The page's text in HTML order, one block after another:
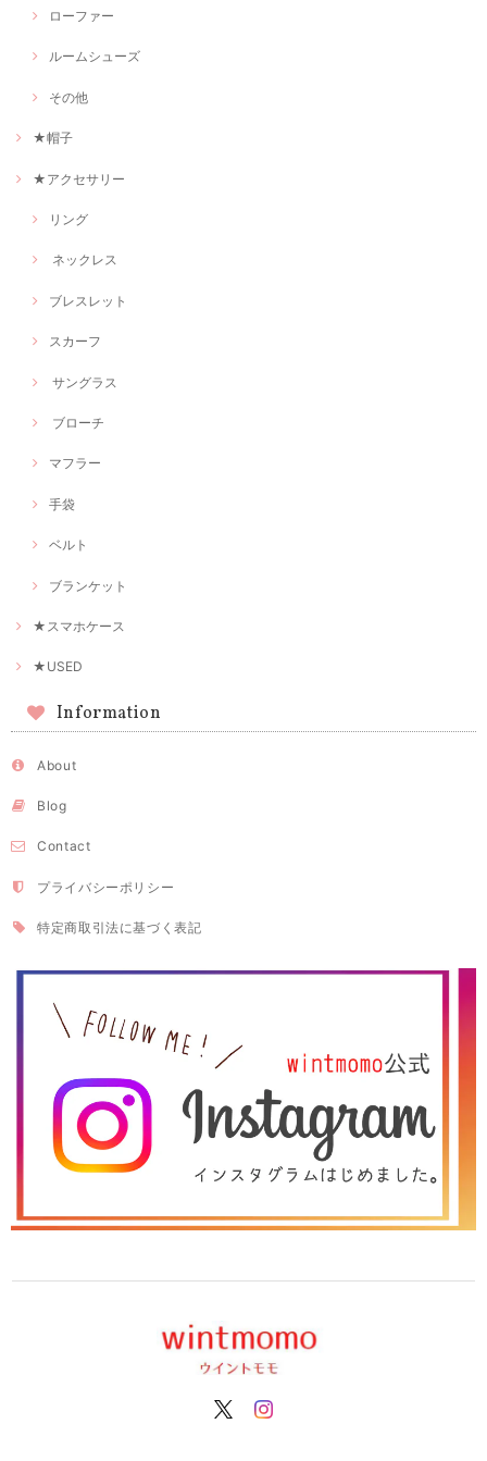
ローファー
ルームシューズ
その他
★帽子
★アクセサリー
リング
ネックレス
ブレスレット
スカーフ
サングラス
ブローチ
マフラー
手袋
ベルト
ブランケット
★スマホケース
★USED
Information
About
Blog
Contact
プライバシーポリシー
特定商取引法に基づく表記